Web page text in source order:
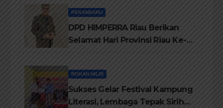
PEKANBARU
DPD HIMPERRA Riau Berikan
Selamat Hari Provinsi Riau Ke-
ROKAN HILIR
Sukses Gelar Festival Kampung
Literasi, Lembaga Tepak Sirih